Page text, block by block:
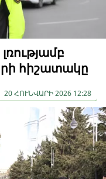
հիշատակը
20 ՀՈՒՆՎԱՐԻ 2026 12:28